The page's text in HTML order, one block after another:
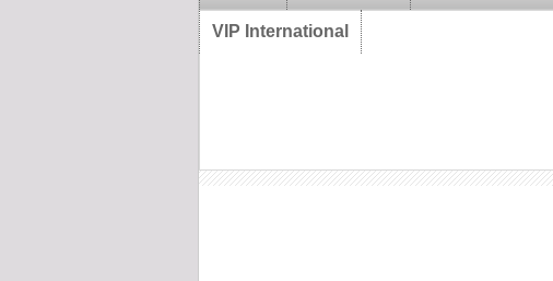
VIP International